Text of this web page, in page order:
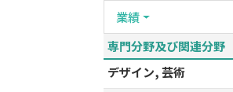
業績
専門分野及び関連分野
デザイン, 芸術